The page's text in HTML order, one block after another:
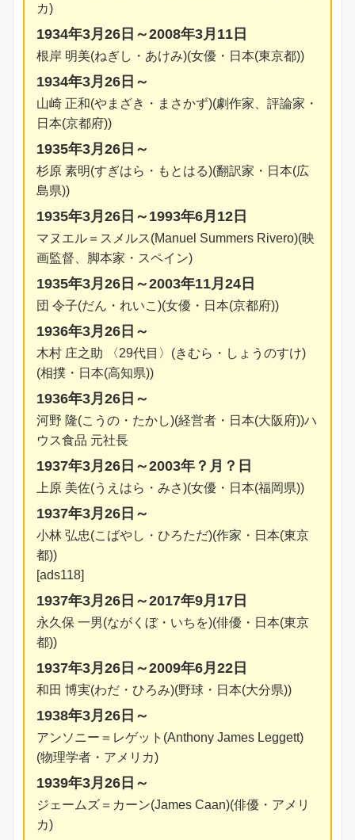
カ)
1934年3月26日～2008年3月11日
根岸 明美(ねぎし・あけみ)(女優・日本(東京都))
1934年3月26日～
山崎 正和(やまざき・まさかず)(劇作家、評論家・
日本(京都府))
1935年3月26日～
杉原 素明(すぎはら・もとはる)(翻訳家・日本(広
島県))
1935年3月26日～1993年6月12日
マヌエル＝スメルス(Manuel Summers Rivero)(映
画監督、脚本家・スペイン)
1935年3月26日～2003年11月24日
団 令子(だん・れいこ)(女優・日本(京都府))
1936年3月26日～
木村 庄之助 〈29代目〉(きむら・しょうのすけ)
(相撲・日本(高知県))
1936年3月26日～
河野 隆(こうの・たかし)(経営者・日本(大阪府))ハ
ウス食品 元社長
1937年3月26日～2003年？月？日
上原 美佐(うえはら・みさ)(女優・日本(福岡県))
1937年3月26日～
小林 弘忠(こばやし・ひろただ)(作家・日本(東京
都))
[ads118]
1937年3月26日～2017年9月17日
永久保 一男(ながくぼ・いちを)(俳優・日本(東京
都))
1937年3月26日～2009年6月22日
和田 博実(わだ・ひろみ)(野球・日本(大分県))
1938年3月26日～
アンソニー＝レゲット(Anthony James Leggett)
(物理学者・アメリカ)
1939年3月26日～
ジェームズ＝カーン(James Caan)(俳優・アメリ
カ)